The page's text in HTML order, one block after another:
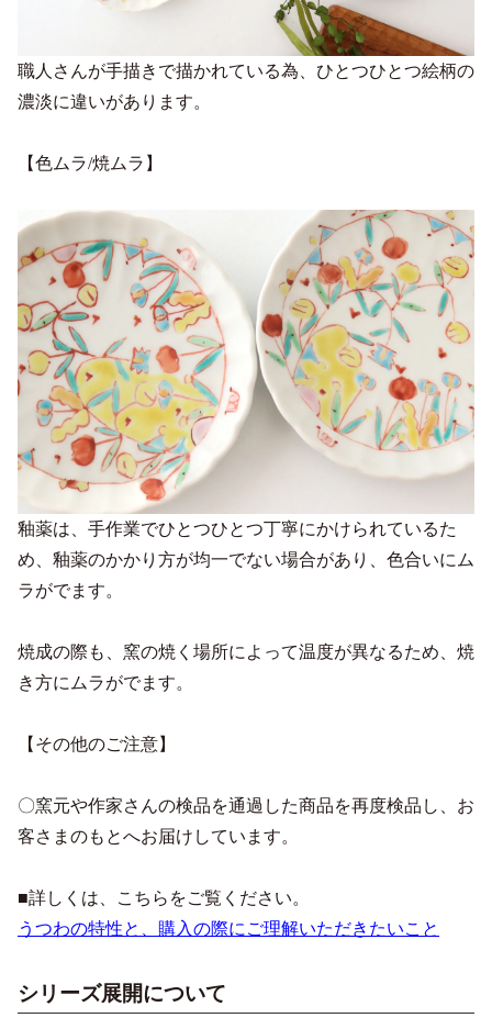
職人さんが手描きで描かれている為、ひとつひとつ絵柄の
濃淡に違いがあります。
【色ムラ/焼ムラ】
釉薬は、手作業でひとつひとつ丁寧にかけられているた
め、釉薬のかかり方が均一でない場合があり、色合いにム
ラがでます。
焼成の際も、窯の焼く場所によって温度が異なるため、焼
き方にムラがでます。
【その他のご注意】
〇窯元や作家さんの検品を通過した商品を再度検品し、お
客さまのもとへお届けしています。
■詳しくは、こちらをご覧ください。
うつわの特性と、購入の際にご理解いただきたいこと
シリーズ展開について